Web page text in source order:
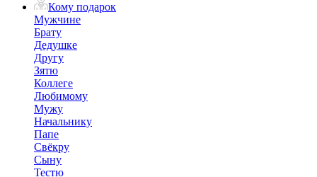
Кому подарок
Мужчине
Брату
Дедушке
Другу
Зятю
Коллеге
Любимому
Мужу
Начальнику
Папе
Свёкру
Сыну
Тестю